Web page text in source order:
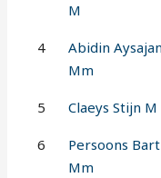
M
4
Abidin Aysajan
Mm
5 Claeys Stijn M
6
Persoons Bart
Mm